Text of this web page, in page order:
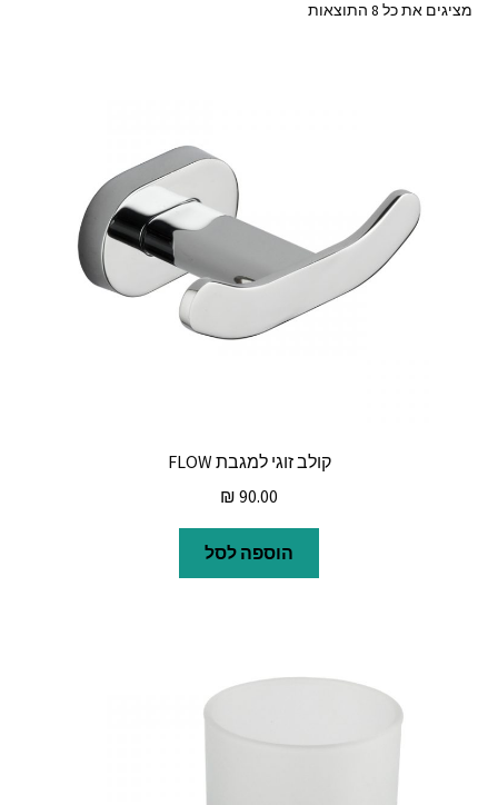
מציגים את כל ⁦8⁩ התוצאות
ממוין
קולב זוגי למגבת FLOW
₪ 90.00
הוספה לסל